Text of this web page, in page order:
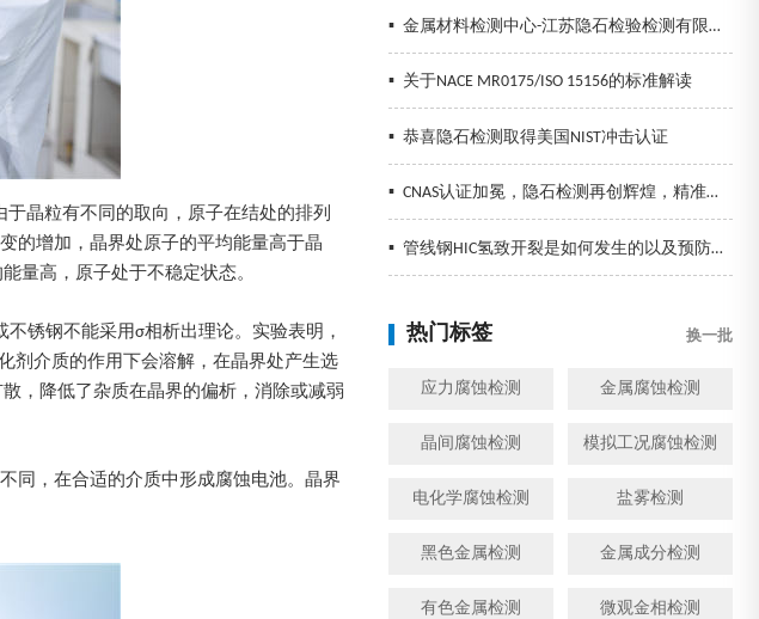
▪ 金属材料检测中心-江苏隐石检验检测有限公司
▪ 关于NACE MR0175/ISO 15156的标准解读
▪ 恭喜隐石检测取得美国NIST冲击认证
▪ CNAS认证加冕，隐石检测再创辉煌，精准检测助力企业发展！
▪ 管线钢HIC氢致开裂是如何发生的以及预防措施
热门标签 换一批
应力腐蚀检测 金属腐蚀检测
晶间腐蚀检测 模拟工况腐蚀检测
电化学腐蚀检测 盐雾检测
黑色金属检测 金属成分检测
有色金属检测 微观金相检测
晶粒有不同的取向，原子在结处的排列
的增加，晶界处原子的平均能量高于晶
量高，原子处于不稳定状态。
锈钢不能采用σ相析出理论。实验表明，
剂介质的作用下会溶解，在晶界处产生选
，降低了杂质在晶界的偏析，消除或减弱
同，在合适的介质中形成腐蚀电池。晶界